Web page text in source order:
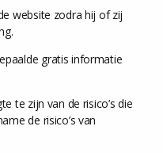
website zodra hij of zij
gratis informatie
te zijn van de risico’s die
de risico’s van